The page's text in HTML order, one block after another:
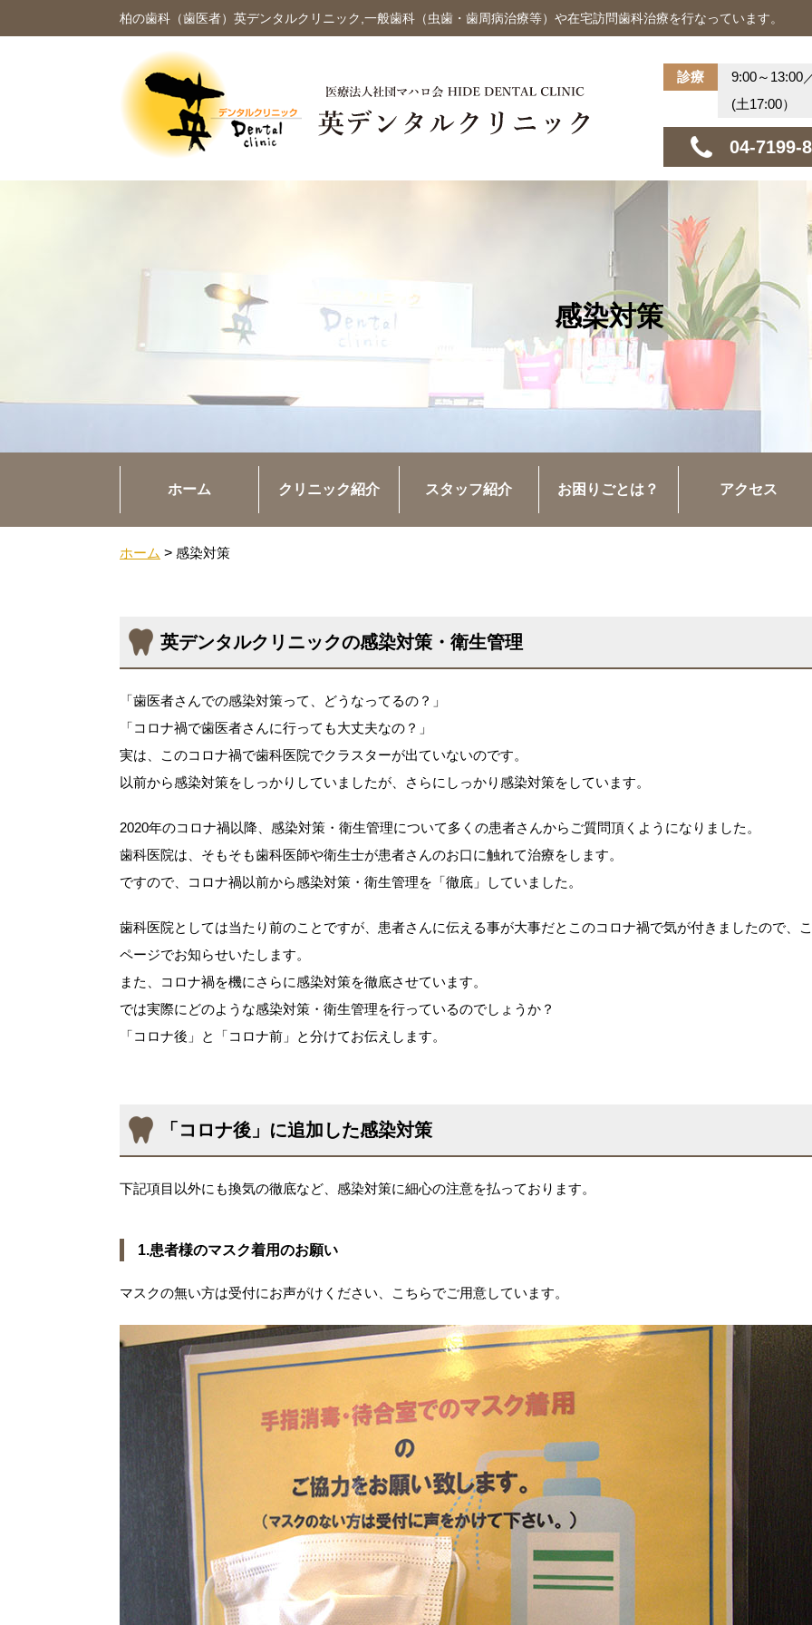
柏の歯科（歯医者）英デンタルクリニック,一般歯科（虫歯・歯周病治療等）や在宅訪問歯科治療を行なっています。
診療
9:00～13:00
(土17:00）
04-7199-
感染対策
ホーム クリニック紹介 スタッフ紹介 お困りごとは？ アクセス
ホーム > 感染対策
英デンタルクリニックの感染対策・衛生管理
「歯医者さんでの感染対策って、どうなってるの？」
「コロナ禍で歯医者さんに行っても大丈夫なの？」
実は、このコロナ禍で歯科医院でクラスターが出ていないのです。
以前から感染対策をしっかりしていましたが、さらにしっかり感染対策をしています。
2020年のコロナ禍以降、感染対策・衛生管理について多くの患者さんからご質問頂くようになりました。
歯科医院は、そもそも歯科医師や衛生士が患者さんのお口に触れて治療をします。
ですので、コロナ禍以前から感染対策・衛生管理を「徹底」していました。
歯科医院としては当たり前のことですが、患者さんに伝える事が大事だとこのコロナ禍で気が付きましたので、
ページでお知らせいたします。
また、コロナ禍を機にさらに感染対策を徹底させています。
では実際にどのような感染対策・衛生管理を行っているのでしょうか？
「コロナ後」と「コロナ前」と分けてお伝えします。
「コロナ後」に追加した感染対策
下記項目以外にも換気の徹底など、感染対策に細心の注意を払っております。
1.患者様のマスク着用のお願い
マスクの無い方は受付にお声がけください、こちらでご用意しています。